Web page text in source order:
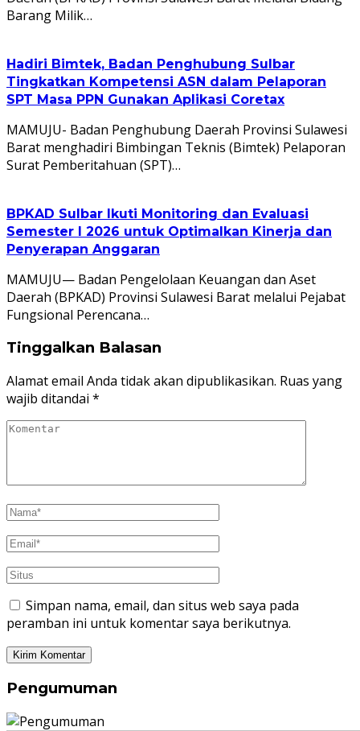
Barang Milik…
Hadiri Bimtek, Badan Penghubung Sulbar
Tingkatkan Kompetensi ASN dalam Pelaporan
SPT Masa PPN Gunakan Aplikasi Coretax
MAMUJU- Badan Penghubung Daerah Provinsi Sulawesi
Barat menghadiri Bimbingan Teknis (Bimtek) Pelaporan
Surat Pemberitahuan (SPT)…
BPKAD Sulbar Ikuti Monitoring dan Evaluasi
Semester I 2026 untuk Optimalkan Kinerja dan
Penyerapan Anggaran
MAMUJU— Badan Pengelolaan Keuangan dan Aset
Daerah (BPKAD) Provinsi Sulawesi Barat melalui Pejabat
Fungsional Perencana…
Tinggalkan Balasan
Alamat email Anda tidak akan dipublikasikan. Ruas yang
wajib ditandai *
Simpan nama, email, dan situs web saya pada
peramban ini untuk komentar saya berikutnya.
Pengumuman